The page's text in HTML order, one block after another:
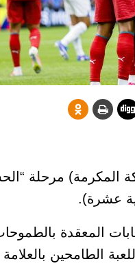
الأحد (بتوقيت مكة
عشرة).
المعقدة
الطامحين